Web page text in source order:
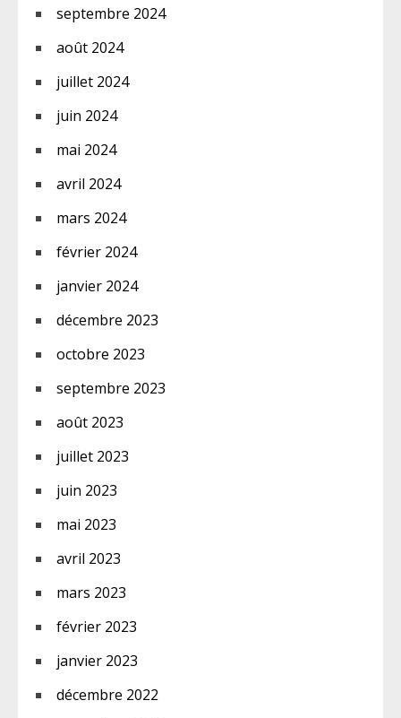
septembre 2024
août 2024
juillet 2024
juin 2024
mai 2024
avril 2024
mars 2024
février 2024
janvier 2024
décembre 2023
octobre 2023
septembre 2023
août 2023
juillet 2023
juin 2023
mai 2023
avril 2023
mars 2023
février 2023
janvier 2023
décembre 2022